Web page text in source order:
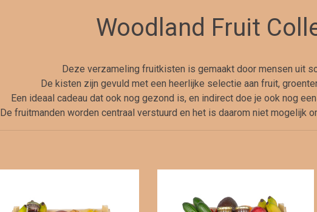
Woodland Fruit
Deze verzameling fruitkisten is gemaakt door mensen uit
De kisten zijn gevuld met een heerlijke selectie aan fruit,
Een ideaal cadeau dat ook nog gezond is, en indirect doe je ook nog
De fruitmanden worden centraal verstuurd en het is daarom niet mogelijk